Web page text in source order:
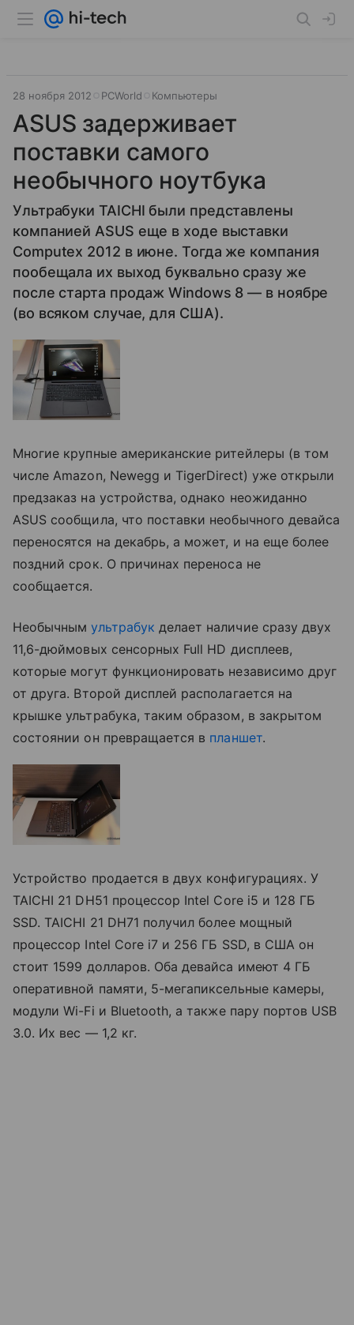
28 ноября 2012 PCWorld Компьютеры
ASUS задерживает
поставки самого
необычного ноутбука
Ультрабуки TAICHI были представлены
компанией ASUS еще в ходе выставки
Computex 2012 в июне. Тогда же компания
пообещала их выход буквально сразу же
после старта продаж Windows 8 — в ноябре
(во всяком случае, для США).
Многие крупные американские ритейлеры (в том
числе Amazon, Newegg и TigerDirect) уже открыли
предзаказ на устройства, однако неожиданно
ASUS сообщила, что поставки необычного девайса
переносятся на декабрь, а может, и на еще более
поздний срок. О причинах переноса не
сообщается.
Необычнымультрабук делает наличие сразу двух
11,6-дюймовых сенсорных Full HD дисплеев,
которые могут функционировать независимо друг
от друга. Второй дисплей располагается на
крышке ультрабука, таким образом, в закрытом
состоянии он превращается в планшет.
Устройство продается в двух конфигурациях. У
TAICHI 21 DH51 процессор Intel Core i5 и 128 ГБ
SSD. TAICHI 21 DH71 получил более мощный
процессор Intel Core i7 и 256 ГБ SSD, в США он
стоит 1599 долларов. Оба девайса имеют 4 ГБ
оперативной памяти, 5-мегапиксельные камеры,
модули Wi-Fi и Bluetooth, а также пару портов USB
3.0. Их вес — 1,2 кг.